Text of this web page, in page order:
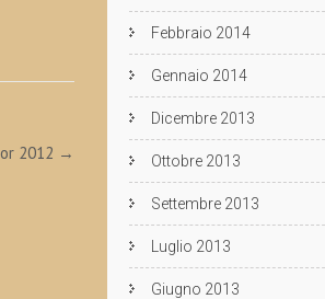
2012 →
Febbraio 2014
Gennaio 2014
Dicembre 2013
Ottobre 2013
Settembre 2013
Luglio 2013
Giugno 2013